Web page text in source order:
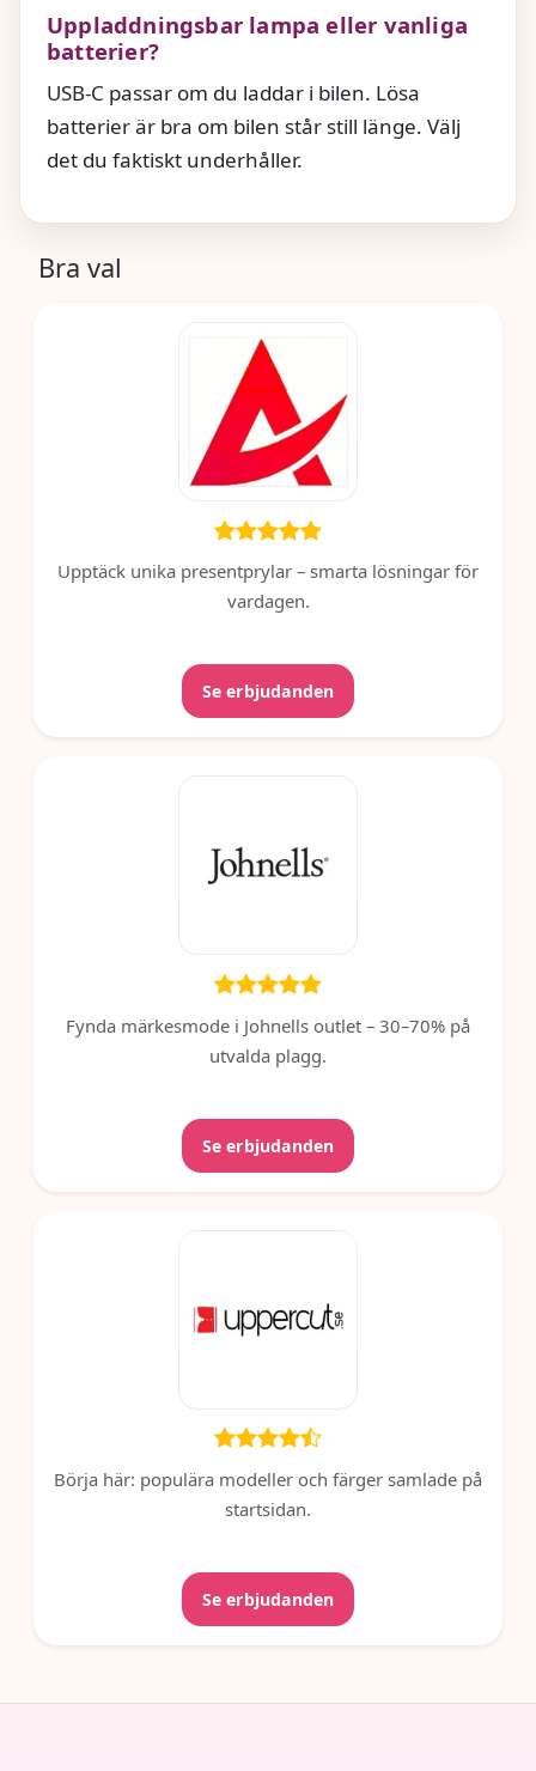
Uppladdningsbar lampa eller vanliga
batterier?
USB‑C passar om du laddar i bilen. Lösa
batterier är bra om bilen står still länge. Välj
det du faktiskt underhåller.
Bra val
Upptäck unika presentprylar – smarta lösningar för
vardagen.
Se erbjudanden
Fynda märkesmode i Johnells outlet – 30–70% på
utvalda plagg.
Se erbjudanden
Börja här: populära modeller och färger samlade på
startsidan.
Se erbjudanden